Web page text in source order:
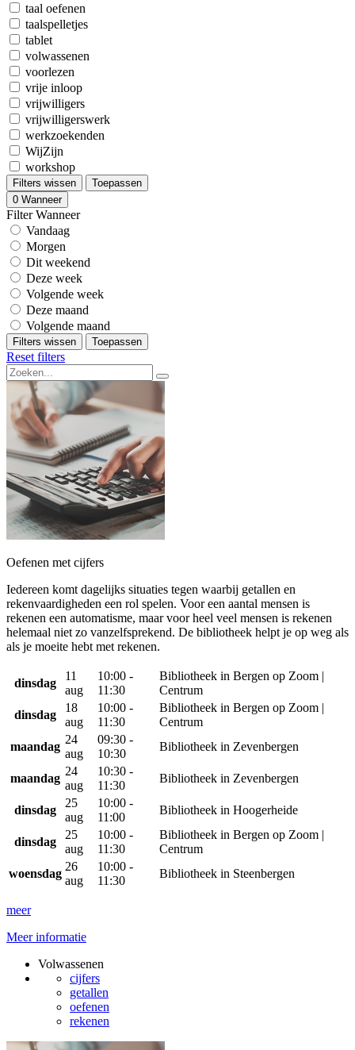
taal oefenen
taalspelletjes
tablet
volwassenen
voorlezen
vrije inloop
vrijwilligers
vrijwilligerswerk
werkzoekenden
WijZijn
workshop
Filters wissen
Toepassen
0 Wanneer
Filter Wanneer
Vandaag
Morgen
Dit weekend
Deze week
Volgende week
Deze maand
Volgende maand
Filters wissen Toepassen
Reset filters
Oefenen met cijfers
Iedereen komt dagelijks situaties tegen waarbij getallen en
rekenvaardigheden een rol spelen. Voor een aantal mensen is
rekenen een automatisme, maar voor heel veel mensen is rekenen
helemaal niet zo vanzelfsprekend. De bibliotheek helpt je op weg als
als je moeite hebt met rekenen.
dinsdag
11
aug
10:00 -
11:30
Bibliotheek in Bergen op Zoom |
Centrum
dinsdag
18
aug
10:00 -
11:30
Bibliotheek in Bergen op Zoom |
Centrum
maandag
24
aug
09:30 -
10:30
Bibliotheek in Zevenbergen
maandag
24
aug
10:30 -
11:30
Bibliotheek in Zevenbergen
dinsdag
25
aug
10:00 -
11:00
Bibliotheek in Hoogerheide
dinsdag
25
aug
10:00 -
11:30
Bibliotheek in Bergen op Zoom |
Centrum
woensdag
26
aug
10:00 -
11:30
Bibliotheek in Steenbergen
meer
Meer informatie
Volwassenen
cijfers
getallen
oefenen
rekenen